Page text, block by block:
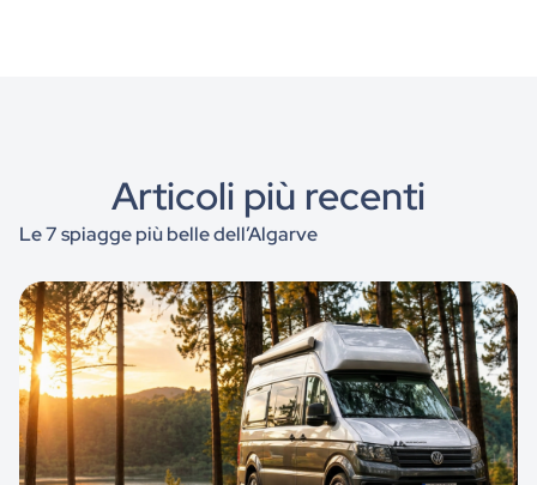
Articoli più recenti
Le 7 spiagge più belle dell’Algarve